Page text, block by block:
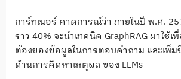
การ์ทเนอร์ คาดการณ์ว่า ภายในปี พ.ศ.
ราว 40% จะนำเทคนิค GraphRAG มาใช้
ต้องของข้อมูลในการตอบคำถาม และเพิ่
ด้านการคิดหาเหตุผล ของ LLMs